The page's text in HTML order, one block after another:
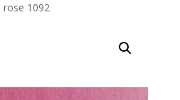
rose 1092